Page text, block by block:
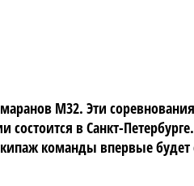
М32. Эти
состоится в Санкт-
команды впервые будет